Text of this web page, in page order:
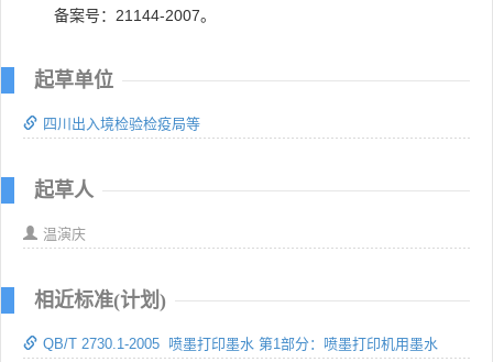
备案号：21144-2007。
起草单位
四川出入境检验检疫局等
起草人
温演庆
相近标准(计划)
QB/T 2730.1-2005 喷墨打印墨水 第1部分：喷墨打印机用墨水